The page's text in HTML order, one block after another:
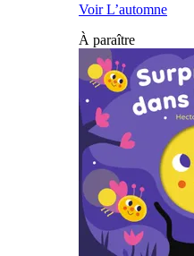
Voir L’automne
À paraître